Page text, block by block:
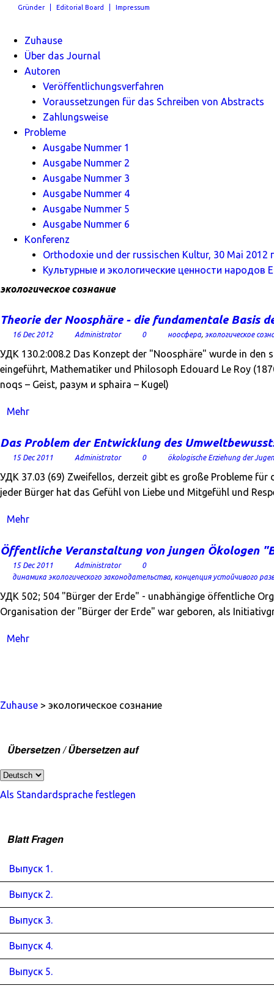
Gründer Editorial Board Impressum
Zuhause
Über das Journal
Autoren
Veröffentlichungsverfahren
Voraussetzungen für das Schreiben von Abstracts
Zahlungsweise
Probleme
Ausgabe Nummer 1
Ausgabe Nummer 2
Ausgabe Nummer 3
Ausgabe Nummer 4
Ausgabe Nummer 5
Ausgabe Nummer 6
Konferenz
Orthodoxie und der russischen Kultur, 30 Mai 2012
Культурные и экологические ценности народов
экологическое сознание
Theorie der Noosphäre - die fundamentale Basis
16 Dec 2012 Administrator 0 ноосфера, экологическое
УДК 130.2:008.2 Das Konzept der "Noosphäre" wurde in den
eingeführt, Mathematiker und Philosoph Edouard Le Roy
noqs – Geist, разум и sphaira – Kugel)
Mehr
Das Problem der Entwicklung des
15 Dec 2011 Administrator 0 ökologische Erziehung der
УДК 37.03 (69) Zweifellos, derzeit gibt es große Probleme
jeder Bürger hat das Gefühl von Liebe und Mitgefühl und
Mehr
Öffentliche Veranstaltung von jungen Ökologen
15 Dec 2011 Administrator
0
динамика экологического законодательства, концепция устойчивого
УДК 502; 504 "Bürger der Erde" - unabhängige öffentliche
Organisation der "Bürger der Erde" war geboren, als
Mehr
Zuhause > экологическое сознание
Übersetzen / Übersetzen auf
Als Standardsprache festlegen
Blatt Fragen
Выпуск 1.
Выпуск 2.
Выпуск 3.
Выпуск 4.
Выпуск 5.